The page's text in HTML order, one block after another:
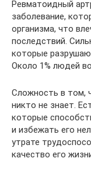
Ревматоидный
заболевание,
организма, что
последствий.
которые
Около 1% людей
Сложность в том,
никто не знает.
которые
и избежать его
утрате
качество его